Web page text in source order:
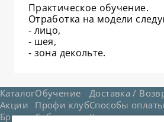
Практическое обучение.
Отработка на модели
⁃ лицо,
⁃ шея,
⁃ зона декольте.
Каталог
Акции
Бренды
Обучение
Профи клуб
События
Доставка /
Способы оплаты
Контакты